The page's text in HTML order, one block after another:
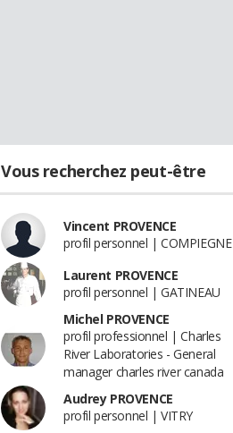
Vous recherchez peut-être
Vincent PROVENCE
profil personnel | COMPIEGNE
Laurent PROVENCE
profil personnel | GATINEAU
Michel PROVENCE
profil professionnel | Charles
River Laboratories - General
manager charles river canada
Audrey PROVENCE
profil personnel | VITRY